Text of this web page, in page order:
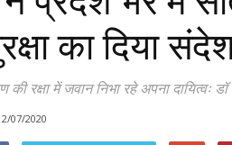
का दिया
की रक्षा में जवान निभा रहे अपना दायित्वः
07/2020